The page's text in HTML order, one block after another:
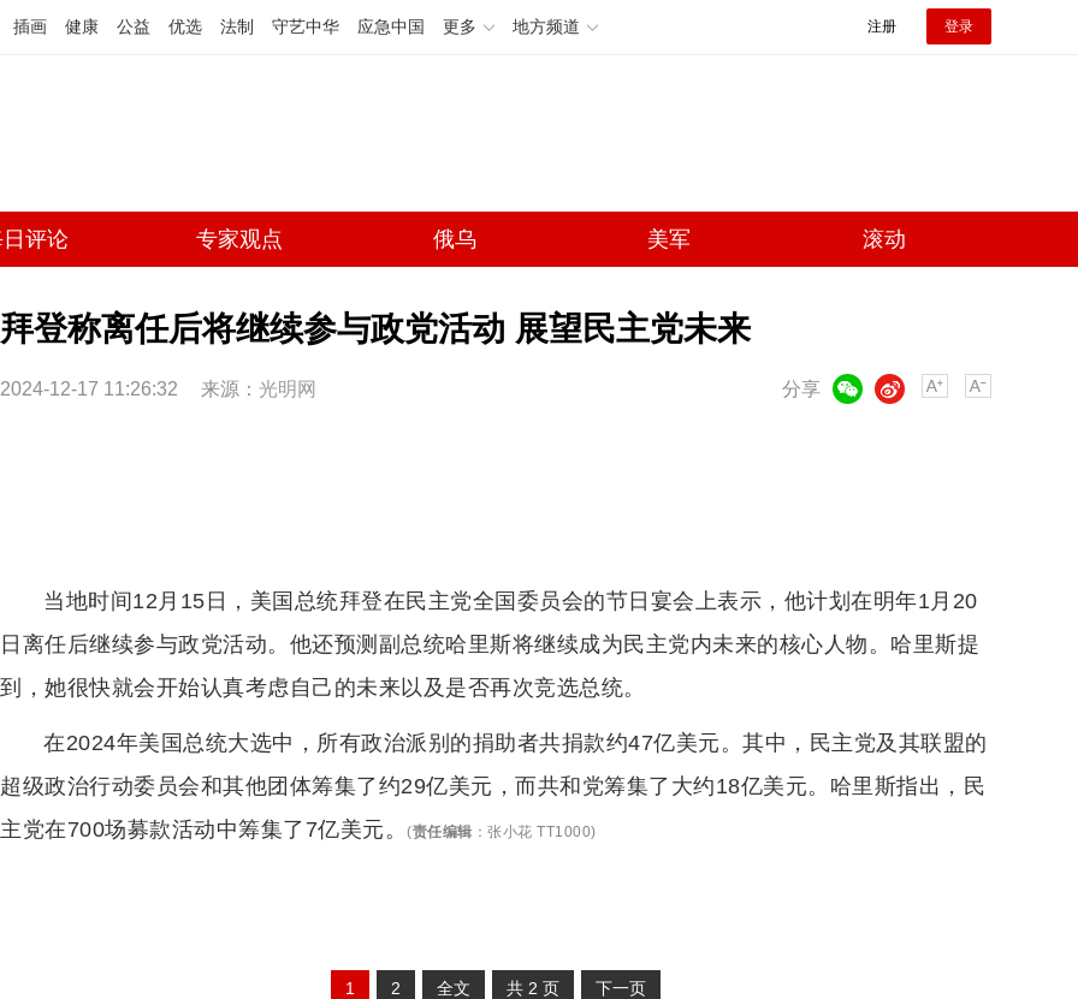
插画 健康 公益 优选 法制 守艺中华 应急中国 更多 地方频道 注册 登录
评论 专家观点 俄乌 美军 滚动
拜登称离任后将继续参与政党活动 展望民主党未来
2024-12-17 11:26:32 来源： 光明网 分享
微博
当地时间12月15日，美国总统拜登在民主党全国委员会的节日宴会上表示，他计划在明年1月20
日离任后继续参与政党活动。他还预测副总统哈里斯将继续成为民主党内未来的核心人物。哈里斯提
到，她很快就会开始认真考虑自己的未来以及是否再次竞选总统。
在2024年美国总统大选中，所有政治派别的捐助者共捐款约47亿美元。其中，民主党及其联盟的
超级政治行动委员会和其他团体筹集了约29亿美元，而共和党筹集了大约18亿美元。哈里斯指出，民
主党在700场募款活动中筹集了7亿美元。
(责任编辑 ： 张小花 TT1000)
1 2 全文 共 2 页 下一页